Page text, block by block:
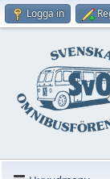
Logga in